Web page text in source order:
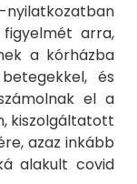
arra,
a kórházba
és
el a
kiszolgáltatott
azaz inkább
alakult covid